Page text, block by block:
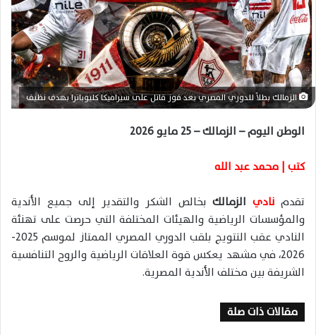
ا
إ
ل
ك
ت
ر
و
ن
الزمالك بطلاً للدوري المصري بعد فوز قاتل على سيراميكا كليوباترا بهدف نظيف
الوطن اليوم – الزمالك – 25 مايو 2026
كتب | محمد عبد الله
تقدم نادي الزمالك بخالص الشكر والتقدير إلى جميع الأندية
والمؤسسات الرياضية والهيئات المختلفة التي حرصت على تهنئة
النادي عقب التتويج بلقب الدوري المصري الممتاز لموسم 2025-
2026، في مشهد يعكس قوة العلاقات الرياضية والروح التنافسية
الشريفة بين مختلف الأندية المصرية.
مقالات ذات صلة